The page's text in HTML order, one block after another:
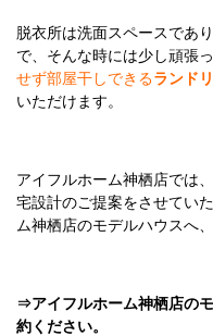
脱衣所は洗面スペースであ
で、そんな時には少し頑張
せず部屋干しできるランド
いただけます。
アイフルホーム神栖店では
宅設計のご提案をさせてい
ム神栖店のモデルハウスへ
⇒アイフルホーム神栖店の
約ください。